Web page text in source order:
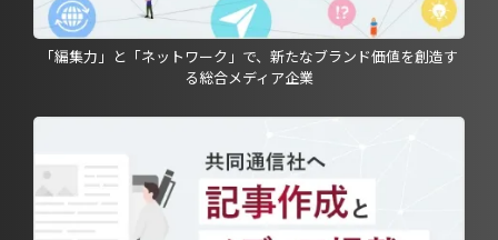
「編集力」と「ネットワーク」で、新たなブランド価値を創造す
る総合メディア企業